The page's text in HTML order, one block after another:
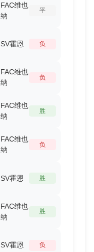
FAC维也
纳
平
SV霍恩 负
FAC维也
纳
负
FAC维也
纳
胜
FAC维也
纳
负
SV霍恩 胜
FAC维也
纳
胜
SV霍恩 负